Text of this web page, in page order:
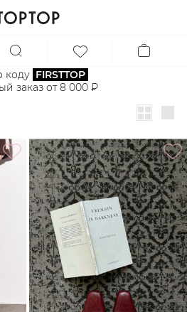
коду FIRSTTOP
заказ от 8 000 ₽